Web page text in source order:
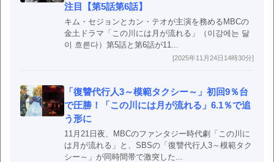
注目【第5話第6話】
キム・セジョンとカン・テオが主演を務めるMBCの
金土ドラマ「この川には月が流れる」（이강에는 달
이 흐른다）第5話と第6話が11...
[2025年11月24日14時30分]
「復讐代行人3～模範タクシー～」初回9％台
で圧勝！「この川には月が流れる」6.1％で追
う形に
11月21日夜、MBCのファンタジー時代劇「この川に
は月が流れる」と、SBSの「復讐代行人3～模範タク
シー～」が同時間帯で激突した...